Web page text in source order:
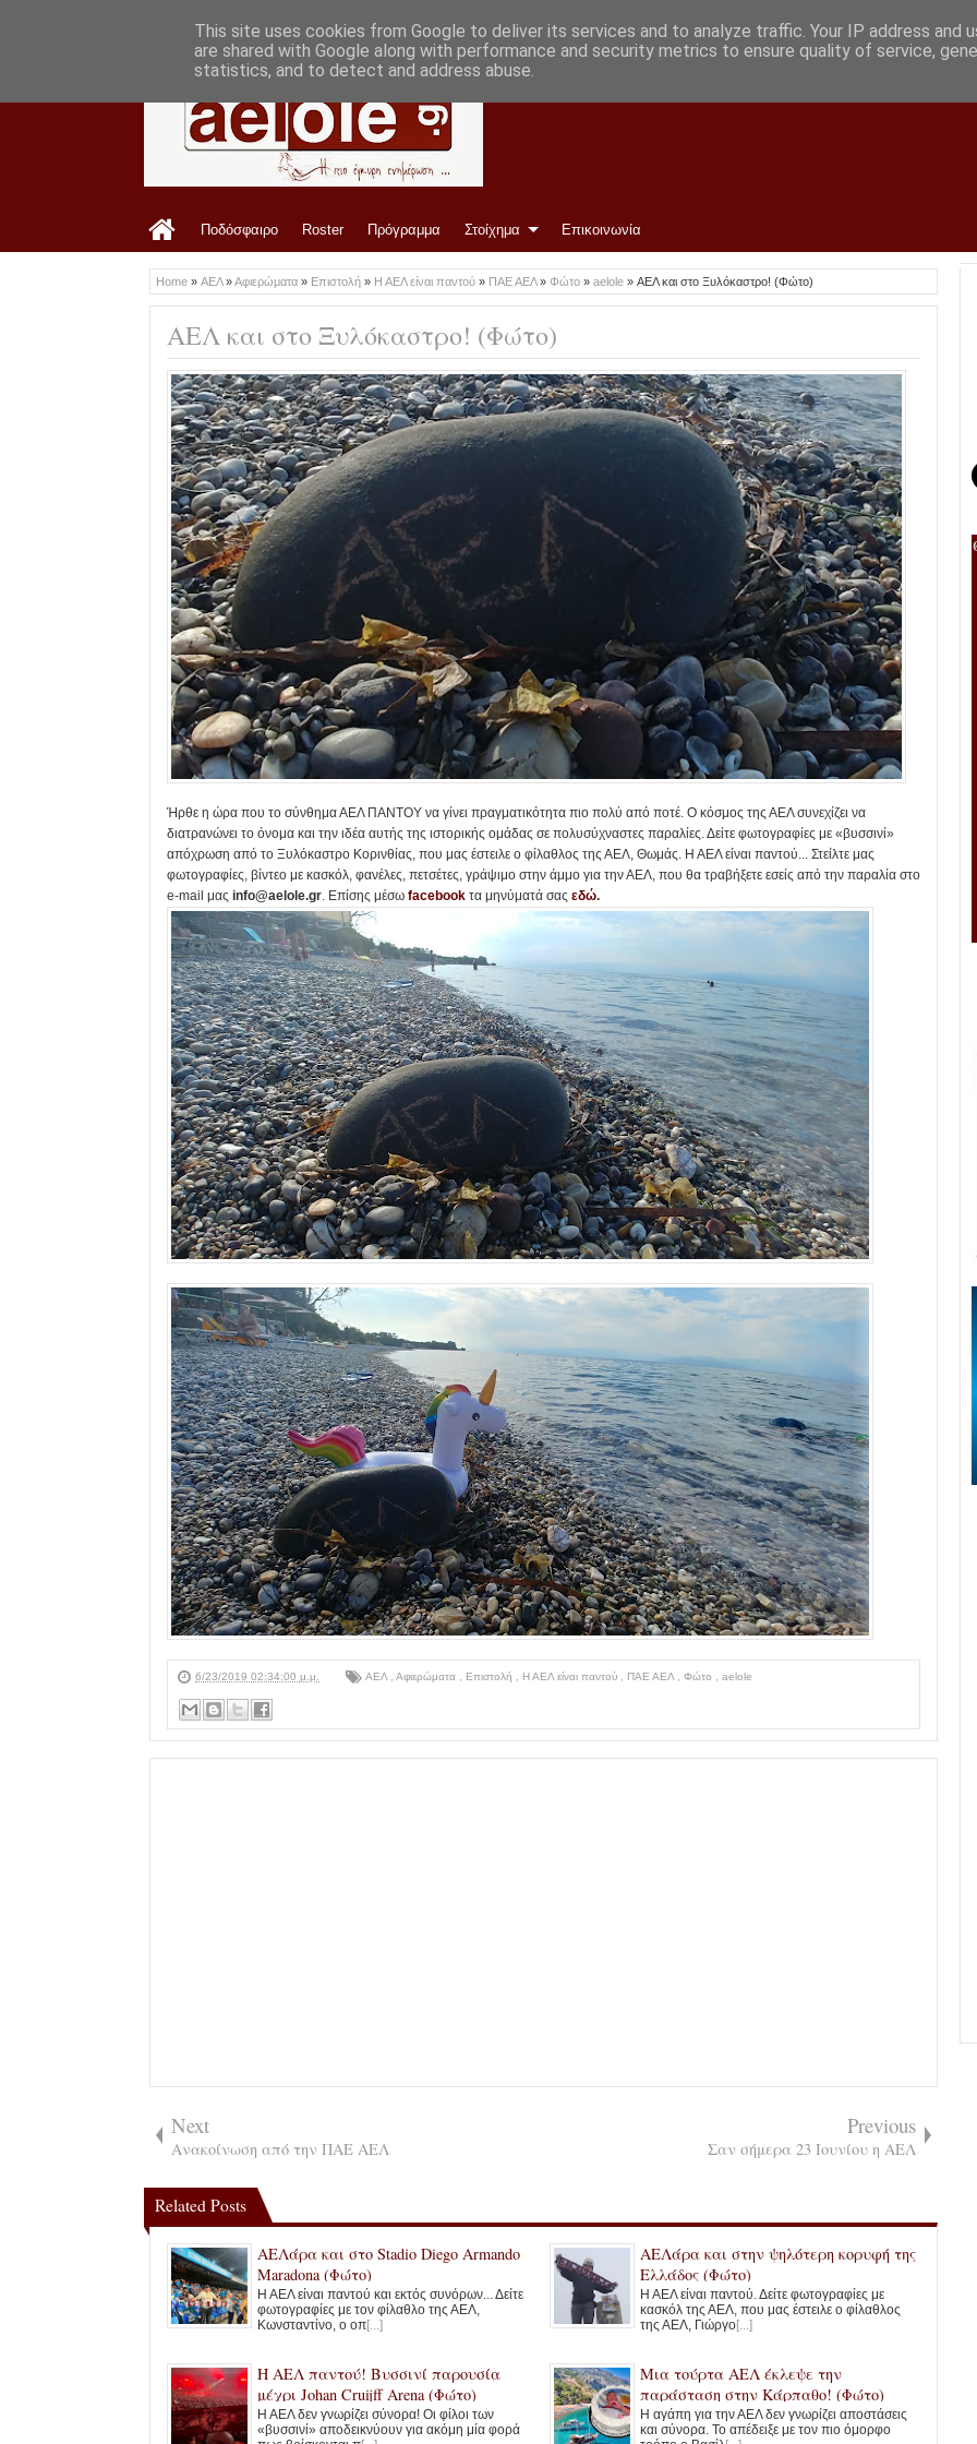
Ποδόσφαιρο Roster Πρόγραμμα Στοίχημα Επικοινωνία
Home » ΑΕΛ»Αφιερώματα » Επιστολή » Η ΑΕΛ είναι παντού » ΠΑΕ ΑΕΛ» Φώτο » aelole » ΑΕΛ και στο Ξυλόκαστρο! (Φώτο)
ΑΕΛ και στο Ξυλόκαστρο! (Φώτο)
Ήρθε η ώρα που το σύνθημα ΑΕΛ ΠΑΝΤΟΥ να γίνει πραγματικότητα πιο πολύ από ποτέ. Ο κόσμος της ΑΕΛ συνεχίζει να
διατρανώνει το όνομα και την ιδέα αυτής της ιστορικής ομάδας σε πολυσύχναστες παραλίες. Δείτε φωτογραφίες με «βυσσινί»
απόχρωση από το Ξυλόκαστρο Κορινθίας, που μας έστειλε ο φίλαθλος της ΑΕΛ, Θωμάς. Η ΑΕΛ είναι παντού... Στείλτε μας
φωτογραφίες, βίντεο με κασκόλ, φανέλες, πετσέτες, γράψιμο στην άμμο για την ΑΕΛ, που θα τραβήξετε εσείς από την παραλία στο
e-mail μας info@aelole.gr . Επίσης μέσω facebook τα μηνύματά σας εδώ.
6/23/2019 02:34:00 μ.μ. ΑΕΛ Αφιερώματα Επιστολή Η ΑΕΛ είναι παντού ΠΑΕ ΑΕΛ Φώτο aelole
Next
Ανακοίνωση από την ΠΑΕ ΑΕΛ
Previous
Σαν σήμερα 23 Ιουνίου η ΑΕΛ
Related Posts
ΑΕΛάρα και στο Stadio Diego Armando
Maradona (Φώτο)
Η ΑΕΛ είναι παντού και εκτός συνόρων... Δείτε
φωτογραφίες με τον φίλαθλο της ΑΕΛ,
Κωνσταντίνο, ο οπ[...]
ΑΕΛάρα και στην ψηλότερη κορυφή της
Ελλάδος (Φώτο)
Η ΑΕΛ είναι παντού. Δείτε φωτογραφίες με
κασκόλ της ΑΕΛ, που μας έστειλε ο φίλαθλος
της ΑΕΛ, Γιώργο[...]
Η ΑΕΛ παντού! Βυσσινί παρουσία
μέχρι Johan Cruijff Arena (Φώτο)
Η ΑΕΛ δεν γνωρίζει σύνορα! Οι φίλοι των
«βυσσινί» αποδεικνύουν για ακόμη μία φορά
Μια τούρτα ΑΕΛ έκλεψε την
παράσταση στην Κάρπαθο! (Φώτο)
Η αγάπη για την ΑΕΛ δεν γνωρίζει αποστάσεις
και σύνορα. Το απέδειξε με τον πιο όμορφο
This site uses cookies from Google to deliver its services and to analyze traffic. Your IP address and
are shared with Google along with performance and security metrics to ensure quality of service,
statistics, and to detect and address abuse.